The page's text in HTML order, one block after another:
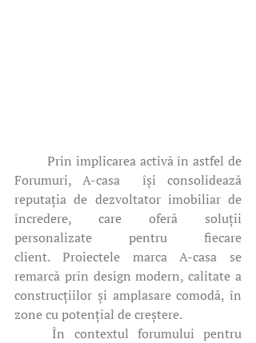
Forumuri, A-casa  își consolidează
reputația de dezvoltator imobiliar de
încredere, care oferă soluții
personalizate pentru fiecare
client. Proiectele marca A-casa se
remarcă prin design modern, calitate a
construcțiilor și amplasare comodă, în
zone cu potențial de creștere.